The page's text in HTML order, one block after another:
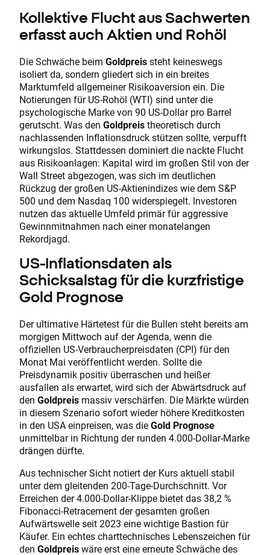
Kollektive Flucht aus Sachwerten
erfasst auch Aktien und Rohöl
Die Schwäche beim Goldpreissteht keineswegs
isoliert da, sondern gliedert sich in ein breites
Marktumfeld allgemeiner Risikoaversion ein. Die
Notierungen für US-Rohöl (WTI) sind unter die
psychologische Marke von 90 US-Dollar pro Barrel
gerutscht. Was den Goldpreistheoretisch durch
nachlassenden Inflationsdruck stützen sollte, verpufft
wirkungslos. Stattdessen dominiert die nackte Flucht
aus Risikoanlagen: Kapital wird im großen Stil von der
Wall Street abgezogen, was sich im deutlichen
Rückzug der großen US-Aktienindizes wie dem S&P
500 und dem Nasdaq 100 widerspiegelt. Investoren
nutzen das aktuelle Umfeld primär für aggressive
Gewinnmitnahmen nach einer monatelangen
Rekordjagd.
US-Inflationsdaten als
Schicksalstag für die kurzfristige
Gold Prognose
Der ultimative Härtetest für die Bullen steht bereits am
morgigen Mittwoch auf der Agenda, wenn die
offiziellen US-Verbraucherpreisdaten (CPI) für den
Monat Mai veröffentlicht werden. Sollte die
Preisdynamik positiv überraschen und heißer
ausfallen als erwartet, wird sich der Abwärtsdruck auf
den Goldpreis massiv verschärfen. Die Märkte würden
in diesem Szenario sofort wieder höhere Kreditkosten
in den USA einpreisen, was dieGold Prognose
unmittelbar in Richtung der runden 4.000-Dollar-Marke
drängen dürfte.
Aus technischer Sicht notiert der Kurs aktuell stabil
unter dem gleitenden 200-Tage-Durchschnitt. Vor
Erreichen der 4.000-Dollar-Klippe bietet das 38,2 %
Fibonacci-Retracement der gesamten großen
Aufwärtswelle seit 2023 eine wichtige Bastion für
Käufer. Ein echtes charttechnisches Lebenszeichen für
den Goldpreiswäre erst eine erneute Schwäche des